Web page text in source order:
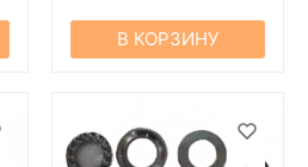
В КОРЗИНУ